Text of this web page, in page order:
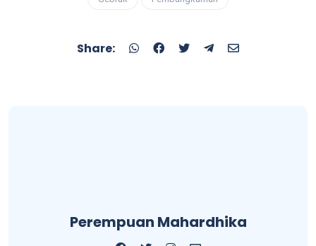
Share:
Perempuan Mahardhika